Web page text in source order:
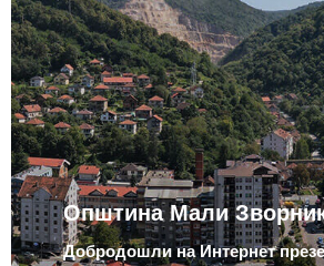
Општина Мали
Добродошли на Интернет